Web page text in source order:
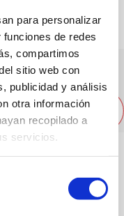
para personalizar
de redes
compartimos
sitio web con
publicidad y análisis
otra información
recopilado a
servicios.